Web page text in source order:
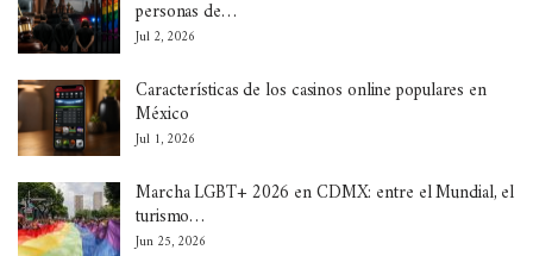
personas de…
Jul 2, 2026
Características de los casinos online populares en
México
Jul 1, 2026
Marcha LGBT+ 2026 en CDMX: entre el Mundial, el
turismo…
Jun 25, 2026